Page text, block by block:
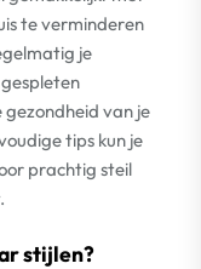
te verminderen
je
van je
tips kun je
prachtig steil
stijlen?